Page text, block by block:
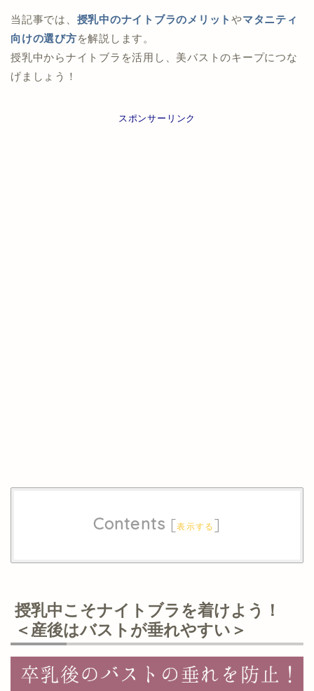
当記事では、 授乳中のナイトブラのメリットやマタニティ
向けの選び方を解説します。
授乳中からナイトブラを活用し、美バストのキープにつな
げましょう！
スポンサーリンク
Contents [表示する ]
授乳中こそナイトブラを着けよう！
＜産後はバストが垂れやすい＞